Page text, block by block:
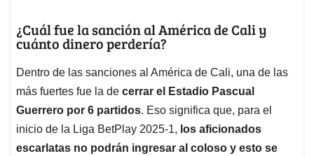
¿Cuál fue la sanción al América de Cali y
cuánto dinero perdería?
Dentro de las sanciones al América de Cali, una de las
más fuertes fue la de cerrar el Estadio Pascual
Guerrero por 6 partidos. Eso significa que, para el
inicio de la Liga BetPlay 2025-1, los aficionados
escarlatas no podrán ingresar al coloso y esto se